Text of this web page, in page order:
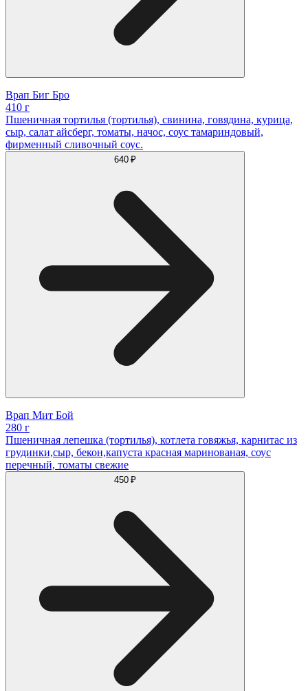
Врап Биг Бро
410 г
Пшеничная тортилья (тортилья), свинина, говядина, курица,
сыр, салат айсберг, томаты, начос, соус тамариндовый,
фирменный сливочный соус.
640 ₽
Врап Мит Бой
280 г
Пшеничная лепешка (тортилья), котлета говяжья, карнитас из
грудинки,сыр, бекон,капуста красная маринованая, соус
перечный, томаты свежие
450 ₽